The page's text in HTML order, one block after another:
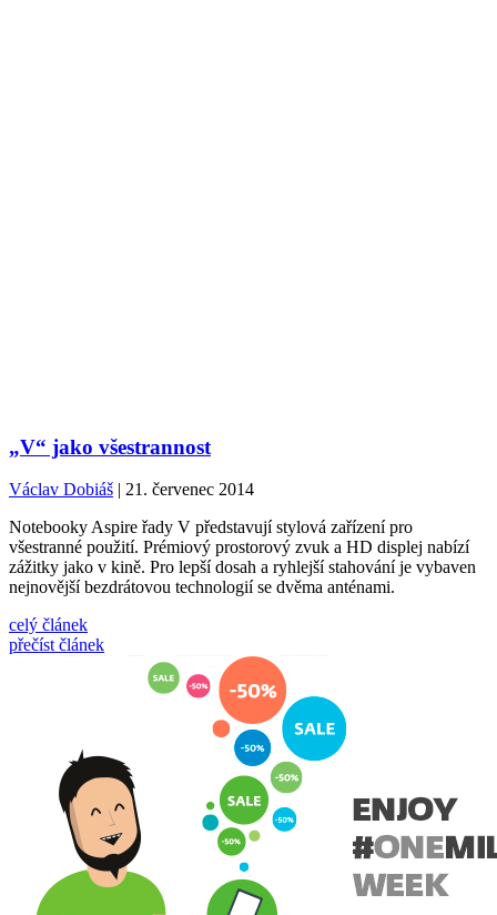
„V“ jako všestrannost
Václav Dobiáš | 21. červenec 2014
Notebooky Aspire řady V představují stylová zařízení pro
všestranné použití. Prémiový prostorový zvuk a HD displej nabízí
zážitky jako v kině. Pro lepší dosah a ryhlejší stahování je vybaven
nejnovější bezdrátovou technologií se dvěma anténami.
celý článek
přečíst článek